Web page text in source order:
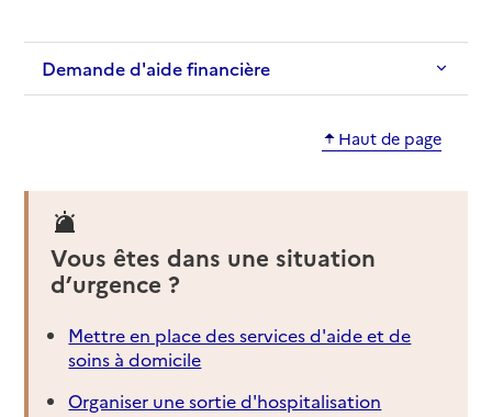
Demande d'aide financière
Haut de page
Vous êtes dans une situation
d’urgence ?
Mettre en place des services d'aide et de
soins à domicile
Organiser une sortie d'hospitalisation